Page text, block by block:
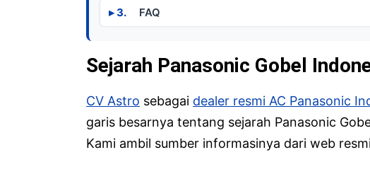
FAQ
Sejarah Panasonic Gobel
CV Astro sebagai dealer resmi AC Panasonic
garis besarnya tentang sejarah Panasonic
Kami ambil sumber informasinya dari web